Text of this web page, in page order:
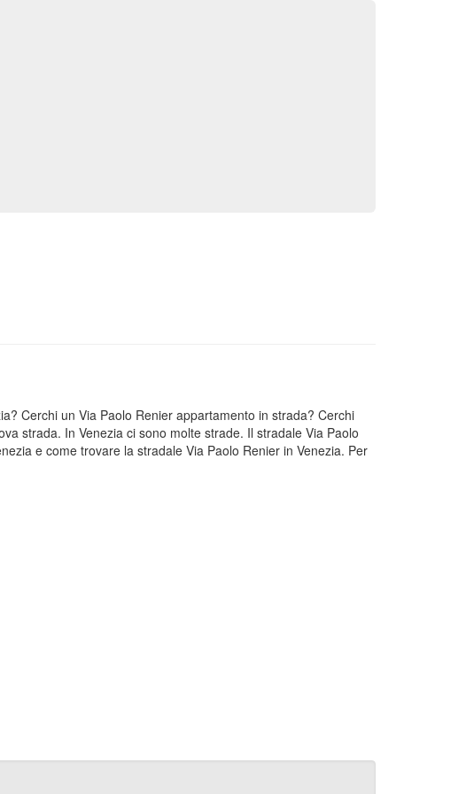
Cerchi un Via Paolo Renier appartamento in strada? Cerchi
strada. In Venezia ci sono molte strade. Il stradale Via Paolo
e come trovare la stradale Via Paolo Renier in Venezia. Per